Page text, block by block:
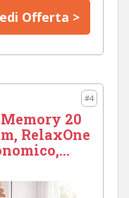
Offerta >
#4
20
RelaxOne